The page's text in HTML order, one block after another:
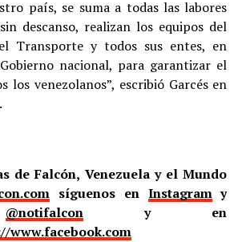
país, se suma a todas las labores
descanso, realizan los equipos del
Transporte y todos sus entes, en
nacional, para garantizar el
los venezolanos”, escribió Garcés en
de Falcón, Venezuela y el Mundo
síguenos en Instagramy
@notifalcony en
www.facebook.com